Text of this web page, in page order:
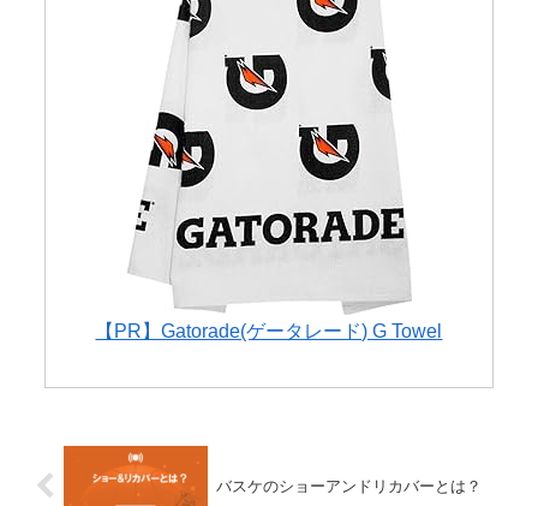
【PR】Gatorade(ゲータレード) G Towel
バスケのショーアンドリカバーとは？